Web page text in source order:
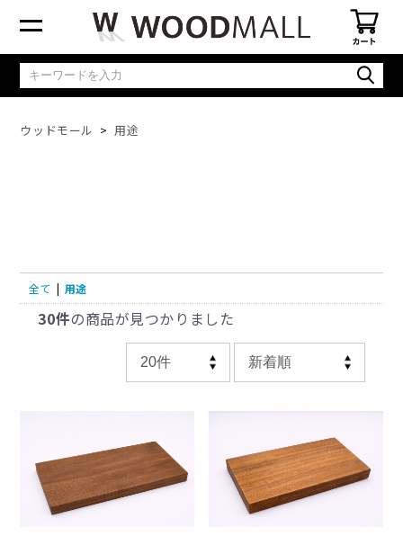
ウッドモール 用途
全て | 用途
30件の商品が見つかりました